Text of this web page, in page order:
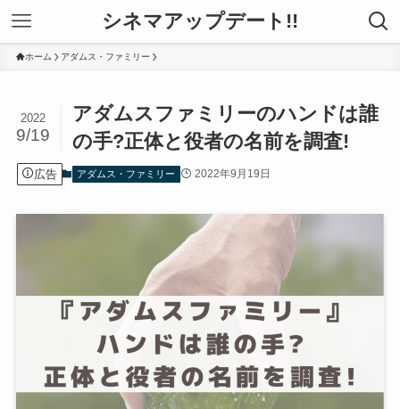
シネマアップデート!!
ホーム アダムス・ファミリー
アダムスファミリーのハンドは誰
の手?正体と役者の名前を調査!
2022
9/19
広告 アダムス・ファミリー 2022年9月19日